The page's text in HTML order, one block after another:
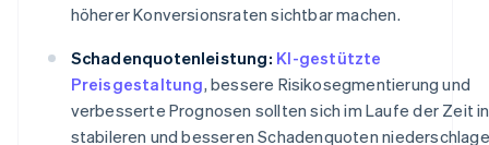
höherer Konversionsraten sichtbar machen.
Schadenquotenleistung: KI-gestützte
Preisgestaltung, bessere Risikosegmentierung und
verbesserte Prognosen sollten sich im Laufe der Zeit in
stabileren und besseren Schadenquoten